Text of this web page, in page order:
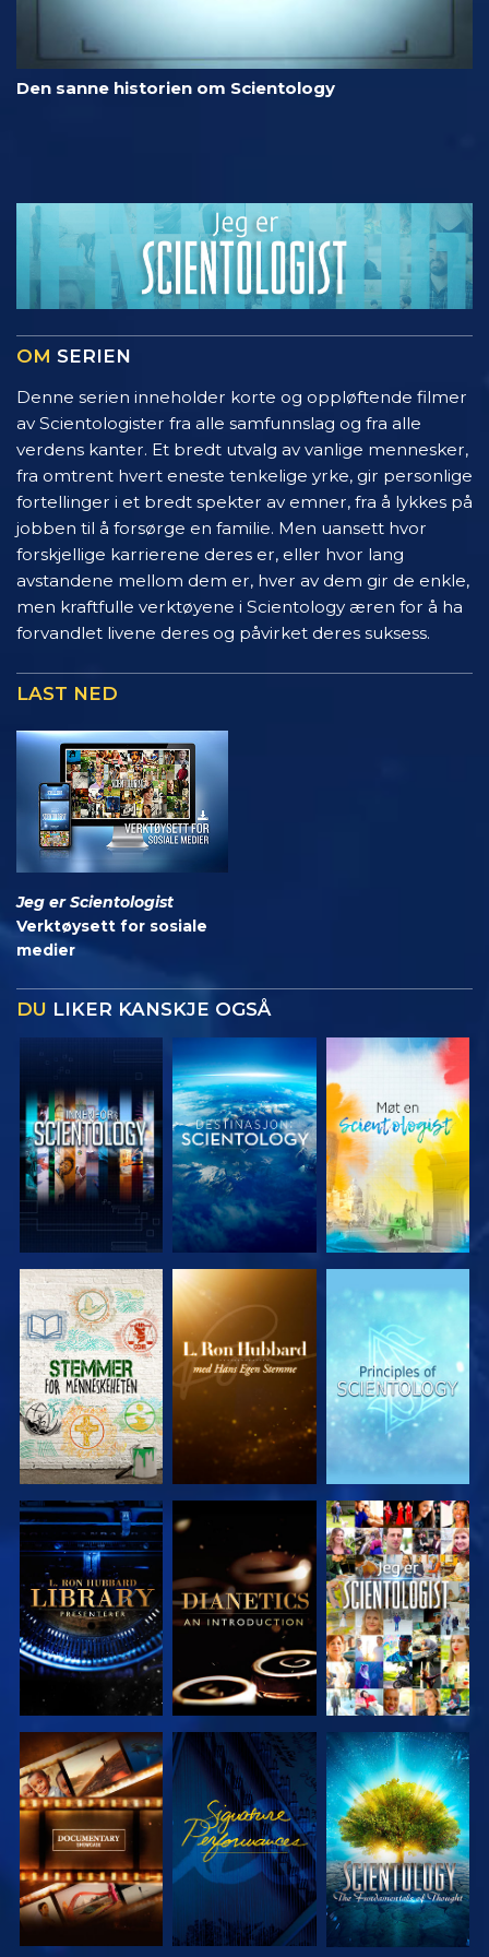
Den sanne historien om Scientology
OM SERIEN
Denne serien inneholder korte og oppløftende filmer
av Scientologister fra alle samfunnslag og fra alle
verdens kanter. Et bredt utvalg av vanlige mennesker,
fra omtrent hvert eneste tenkelige yrke, gir personlige
fortellinger i et bredt spekter av emner, fra å lykkes på
jobben til å forsørge en familie. Men uansett hvor
forskjellige karrierene deres er, eller hvor lang
avstandene mellom dem er, hver av dem gir de enkle,
men kraftfulle verktøyene i Scientology æren for å ha
forvandlet livene deres og påvirket deres suksess.
LAST NED
Jeg er Scientologist
Verktøysett for sosiale
medier
DU LIKER KANSKJE OGSÅ
UTFORSK
SERIEN
UTFORSK
SERIEN
UTFORSK
SERIEN
UTFORSK
SERIEN
UTFORSK
SERIEN
SE
UTFORSK
SERIEN
SE
UTFORSK
SERIEN